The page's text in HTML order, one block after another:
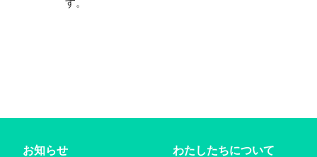
す。
お知らせ わたしたちについて